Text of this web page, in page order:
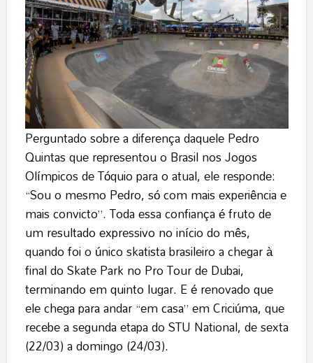
Perguntado sobre a diferença daquele Pedro
Quintas que representou o Brasil nos Jogos
Olímpicos de Tóquio para o atual, ele responde:
“Sou o mesmo Pedro, só com mais experiência e
mais convicto”. Toda essa confiança é fruto de
um resultado expressivo no início do mês,
quando foi o único skatista brasileiro a chegar à
final do Skate Park no Pro Tour de Dubai,
terminando em quinto lugar. E é renovado que
ele chega para andar “em casa” em Criciúma, que
recebe a segunda etapa do STU National, de sexta
(22/03) a domingo (24/03).